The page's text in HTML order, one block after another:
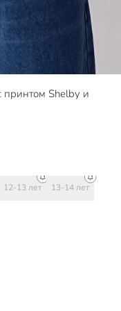
принтом Shelby и
12-13 лет 13-14 лет